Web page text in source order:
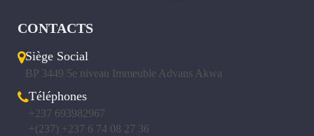
CONTACTS
Siège Social
BP 3449 5e niveau Immeuble Advans Akwa
Téléphones
+237 693982967
+(237) +237 6 74 08 27 36